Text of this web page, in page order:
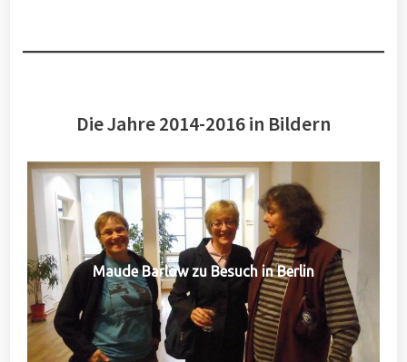
Die Jahre 2014-2016 in Bildern
Maude Barlow zu Besuch in Berlin